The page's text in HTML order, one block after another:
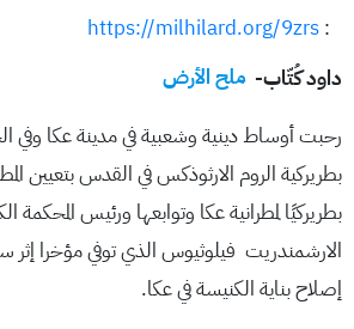
:
https://milhilard.org/9zrs
داود كُتّاب- ملح الأرض
رحبت أوساط دينية وشعبية في مدينة عكا وفي
بطريركية الروم الارثوذكس في القدس بتعيين
بطريركيًا لمطرانية عكا وتوابعها ورئيس المحكمة
الارشمندريت فيلوثيوس الذي توفي مؤخرا
إصلاح بناية الكنيسة في عكا.